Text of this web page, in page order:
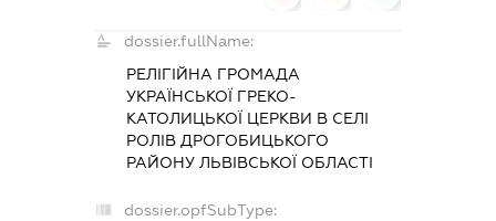
dossier.fullName:
РЕЛІГІЙНА ГРОМАДА
УКРАЇНСЬКОЇ ГРЕКО-
КАТОЛИЦЬКОЇ ЦЕРКВИ В СЕЛІ
РОЛІВ ДРОГОБИЦЬКОГО
РАЙОНУ ЛЬВІВСЬКОЇ ОБЛАСТІ
dossier.opfSubType: